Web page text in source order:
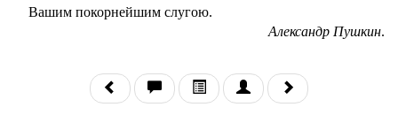
Вашим покорнейшим слугою.
Александр Пушкин.